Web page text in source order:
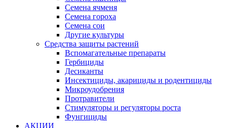
Семена ячменя
Семена гороха
Семена сои
Другие культуры
Средства защиты растений
Вспомагательные препараты
Гербициды
Десиканты
Инсектициды, акарициды и родентициды
Микроудобрения
Протравители
Стимуляторы и регуляторы роста
Фунгициды
АКЦИИ